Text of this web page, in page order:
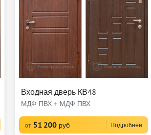
Входная дверь КВ48
МДФ ПВХ + МДФ ПВХ
от 51 200 руб Подробнее